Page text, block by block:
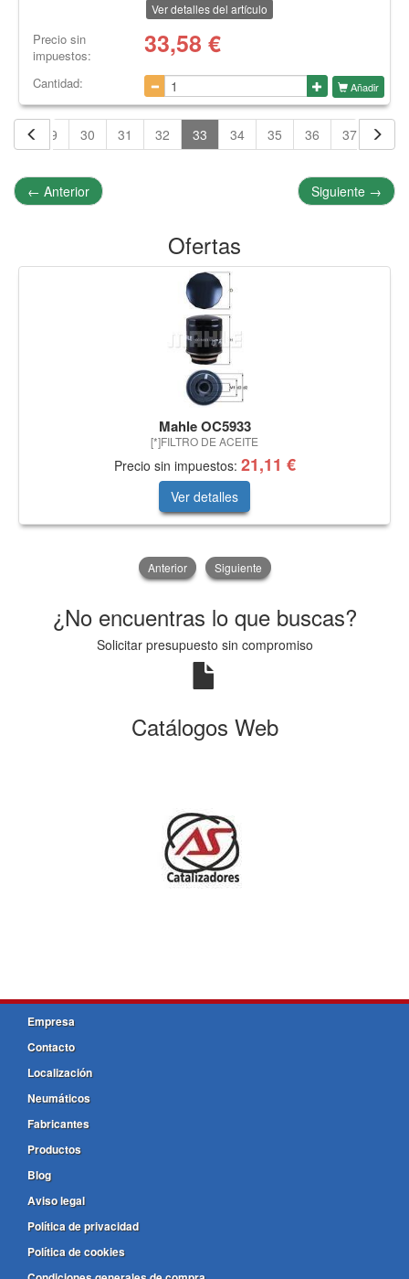
Ver detalles del artículo
Precio sin
impuestos:
33,58 €
Cantidad: Añadir
29 30 31 32 33 34 35 36 37 38
← Anterior Siguiente →
Ofertas
Mahle OC5933
[*]FILTRO DE ACEITE
Precio sin impuestos: 21,11 €
Ver detalles
Anterior Siguiente
¿No encuentras lo que buscas?
Solicitar presupuesto sin compromiso
Catálogos Web
Empresa
Contacto
Localización
Neumáticos
Fabricantes
Productos
Blog
Aviso legal
Política de privacidad
Política de cookies